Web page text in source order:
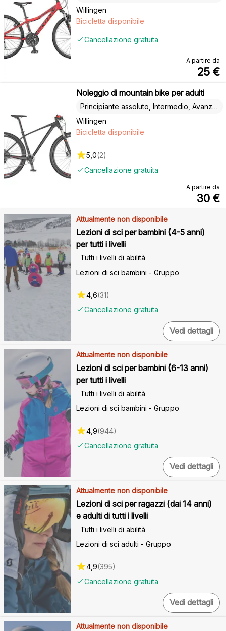
Willingen
Cancellazione gratuita
Bicicletta disponibile
A partire da
25 €
Noleggio di mountain bike per adulti
Willingen
Principiante assoluto, Intermedio, Avanzato
Cancellazione gratuita
Bicicletta disponibile
5,0(2)
A partire da
30 €
Attualmente non disponibile
Lezioni di sci per bambini (4-5 anni)
per tutti i livelli
Lezioni di sci bambini - Gruppo
Tutti i livelli di abilità
Cancellazione gratuita
4,6(31)
Vedi dettagli
Attualmente non disponibile
Lezioni di sci per bambini (6-13 anni)
per tutti i livelli
Lezioni di sci bambini - Gruppo
Tutti i livelli di abilità
Cancellazione gratuita
4,9(944)
Vedi dettagli
Attualmente non disponibile
Lezioni di sci per ragazzi (dai 14 anni)
e adulti di tutti i livelli
Lezioni di sci adulti - Gruppo
Tutti i livelli di abilità
Cancellazione gratuita
4,9(395)
Vedi dettagli
Attualmente non disponibile